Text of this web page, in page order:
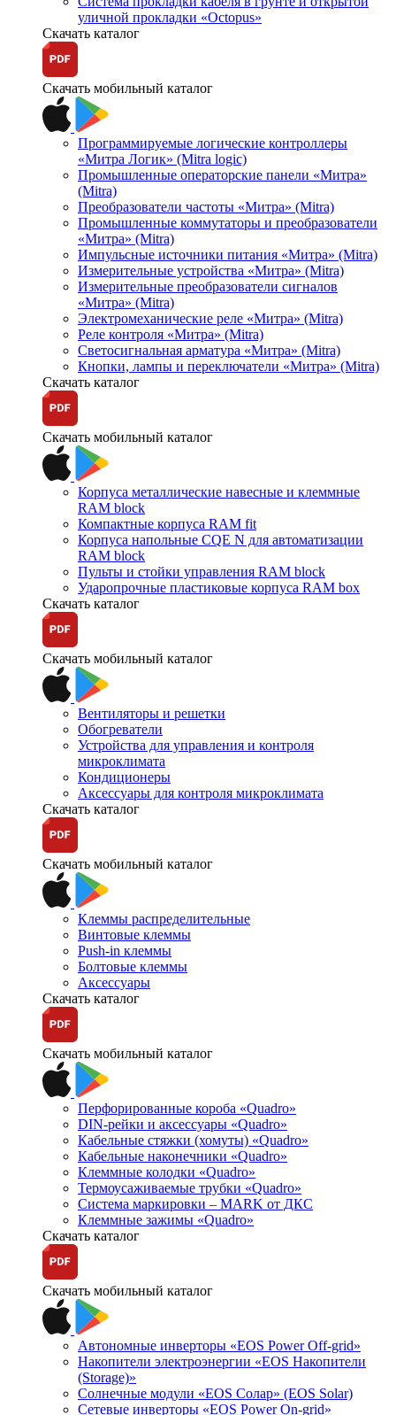
уличной прокладки «Octopus»
Скачать каталог
Скачать мобильный каталог
Программируемые логические контроллеры
«Митра Логик» (Mitra logic)
Промышленные операторские панели «Митра»
(Mitra)
Преобразователи частоты «Митра» (Mitra)
Промышленные коммутаторы и преобразователи
«Митра» (Mitra)
Импульсные источники питания «Митра» (Mitra)
Измерительные устройства «Митра» (Mitra)
Измерительные преобразователи сигналов
«Митра» (Mitra)
Электромеханические реле «Митра» (Mitra)
Реле контроля «Митра» (Mitra)
Светосигнальная арматура «Митра» (Mitra)
Кнопки, лампы и переключатели «Митра» (Mitra)
Скачать каталог
Скачать мобильный каталог
Корпуса металлические навесные и клеммные
RAM block
Компактные корпуса RAM fit
Корпуса напольные CQE N для автоматизации
RAM block
Пульты и стойки управления RAM block
Ударопрочные пластиковые корпуса RAM box
Скачать каталог
Скачать мобильный каталог
Вентиляторы и решетки
Обогреватели
Устройства для управления и контроля
микроклимата
Кондиционеры
Аксессуары для контроля микроклимата
Скачать каталог
Скачать мобильный каталог
Клеммы распределительные
Винтовые клеммы
Push-in клеммы
Болтовые клеммы
Аксессуары
Скачать каталог
Скачать мобильный каталог
Перфорированные короба «Quadro»
DIN-рейки и аксессуары «Quadro»
Кабельные стяжки (хомуты) «Quadro»
Кабельные наконечники «Quadro»
Клеммные колодки «Quadro»
Термоусаживаемые трубки «Quadro»
Система маркировки – MARK от ДКС
Клеммные зажимы «Quadro»
Скачать каталог
Скачать мобильный каталог
Автономные инверторы «EOS Power Off-grid»
Накопители электроэнергии «EOS Накопители
(Storage)»
Солнечные модули «EOS Солар» (EOS Solar)
Сетевые инверторы «EOS Power On-grid»